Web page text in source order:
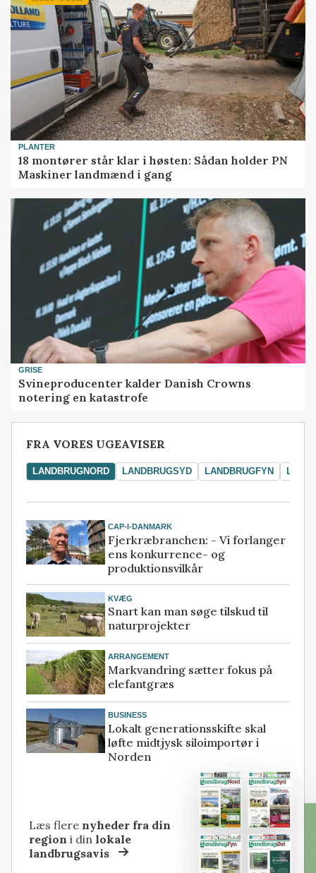
PLANTER
18 montører står klar i høsten: Sådan holder PN
Maskiner landmænd i gang
GRISE
Svineproducenter kalder Danish Crowns
notering en katastrofe
FRA VORES UGEAVISER
LANDBRUGNORD LANDBRUGSYD LANDBRUGFYN
CAP-I-DANMARK
Fjerkræbranchen: - Vi forlanger
ens konkurrence- og
produktionsvilkår
KVÆG
Snart kan man søge tilskud til
naturprojekter
ARRANGEMENT
Markvandring sætter fokus på
elefantgræs
BUSINESS
Lokalt generationsskifte skal
løfte midtjysk siloimportør i
Norden
Læs flere nyheder fra din
region i dinlokale
landbrugsavis